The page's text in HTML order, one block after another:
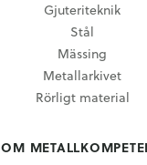
Gjuteriteknik
Stål
Mässing
Metallarkivet
Rörligt material
OM